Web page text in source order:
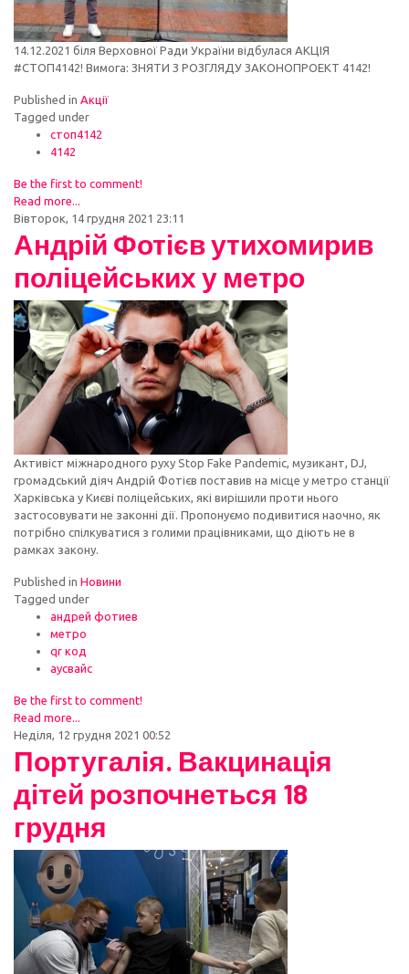
14.12.2021 біля Верховної Ради України відбулася АКЦІЯ
#СТОП4142! Вимога: ЗНЯТИ З РОЗГЛЯДУ ЗАКОНОПРОЕКТ 4142!
Published in Акції
Tagged under
стоп4142
4142
Be the first to comment!
Read more...
Вівторок, 14 грудня 2021 23:11
Андрій Фотієв утихомирив
поліцейських у метро
Активіст міжнародного руху Stop Fake Pandemic, музикант, DJ,
громадський діяч Андрій Фотієв поставив на місце у метро станції
Харківська у Києві поліцейських, які вирішили проти нього
застосовувати не законні дії. Пропонуємо подивитися наочно, як
потрібно спілкуватися з голими працівниками, що діють не в
рамках закону.
Published in Новини
Tagged under
андрей фотиев
метро
qr код
аусвайс
Be the first to comment!
Read more...
Неділя, 12 грудня 2021 00:52
Португалія. Вакцинація
дітей розпочнеться 18
грудня